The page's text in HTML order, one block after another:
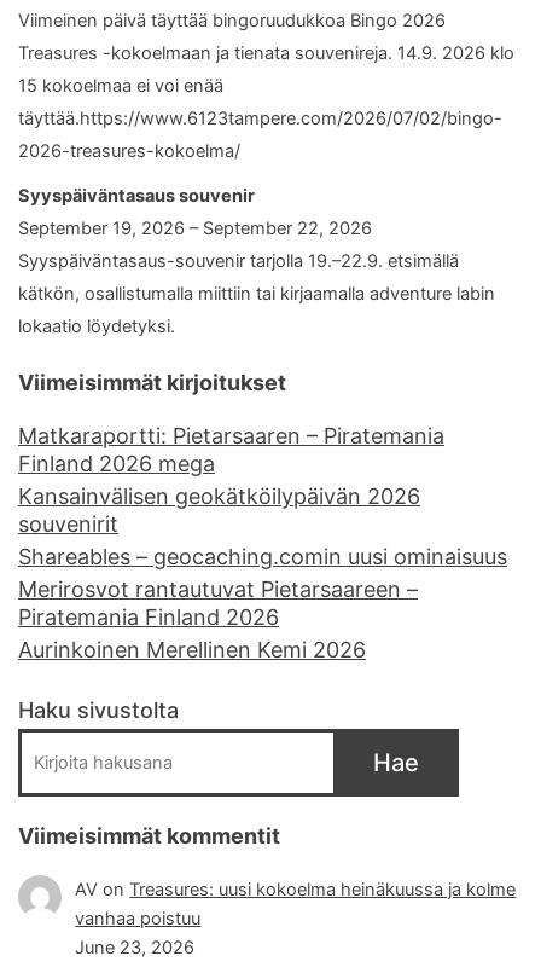
Viimeinen päivä täyttää bingoruudukkoa Bingo 2026
Treasures -kokoelmaan ja tienata souvenireja. 14.9. 2026 klo
15 kokoelmaa ei voi enää
täyttää.https://www.6123tampere.com/2026/07/02/bingo-
2026-treasures-kokoelma/
Syyspäiväntasaus souvenir
September 19, 2026 – September 22, 2026
Syyspäiväntasaus-souvenir tarjolla 19.–22.9. etsimällä
kätkön, osallistumalla miittiin tai kirjaamalla adventure labin
lokaatio löydetyksi.
Viimeisimmät kirjoitukset
Matkaraportti: Pietarsaaren – Piratemania
Finland 2026 mega
Kansainvälisen geokätköilypäivän 2026
souvenirit
Shareables – geocaching.comin uusi ominaisuus
Merirosvot rantautuvat Pietarsaareen –
Piratemania Finland 2026
Aurinkoinen Merellinen Kemi 2026
Haku sivustolta
Hae
Viimeisimmät kommentit
AV onTreasures: uusi kokoelma heinäkuussa ja kolme
vanhaa poistuu
June 23, 2026